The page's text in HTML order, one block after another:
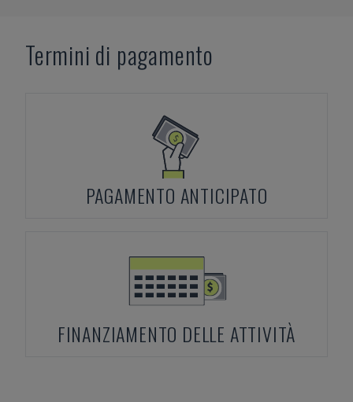
Termini di pagamento
PAGAMENTO ANTICIPATO
FINANZIAMENTO DELLE ATTIVITÀ